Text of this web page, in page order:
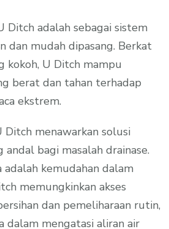
Ditch adalah sebagai sistem
dan mudah dipasang. Berkat
kokoh, U Ditch mampu
berat dan tahan terhadap
ekstrem.
Ditch menawarkan solusi
andal bagi masalah drainase.
kemudahan dalam
memungkinkan akses
dan pemeliharaan rutin,
dalam mengatasi aliran air